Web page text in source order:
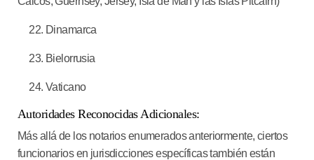
Dinamarca
Bielorrusia
Vaticano
Autoridades Reconocidas Adicionales:
Más allá de los notarios enumerados anteriormente, ciertos
funcionarios en jurisdicciones específicas también están